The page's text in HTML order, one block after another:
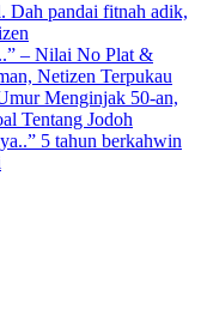
Dah pandai fitnah adik,
– Nilai No Plat &
Netizen Terpukau
Menginjak 50-an,
Tentang Jodoh
5 tahun berkahwin